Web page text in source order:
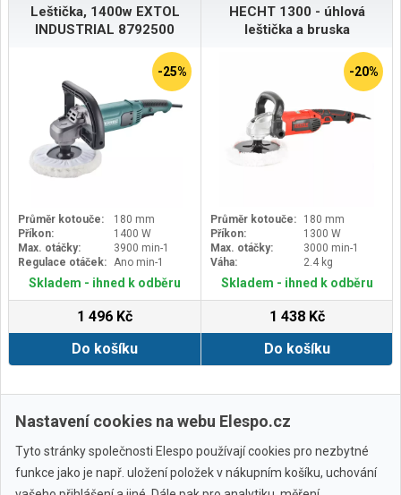
Leštička, 1400w EXTOL
INDUSTRIAL 8792500
-25%
Průměr kotouče:
180 mm
Příkon:
1400 W
Max. otáčky:
3900 min-1
Regulace otáček: Ano min-1
Skladem - ihned k odběru
1 496 Kč
Do košíku
HECHT 1300 - úhlová
leštička a bruska
-20%
Průměr kotouče:
180 mm
Příkon:
1300 W
Max. otáčky:
3000 min-1
Váha:
2.4 kg
Skladem - ihned k odběru
1 438 Kč
Do košíku
Zobrazit další
Nastavení cookies na webu Elespo.cz
Tyto stránky společnosti Elespo používají cookies pro nezbytné
funkce jako je např. uložení položek v nákupním košíku, uchování